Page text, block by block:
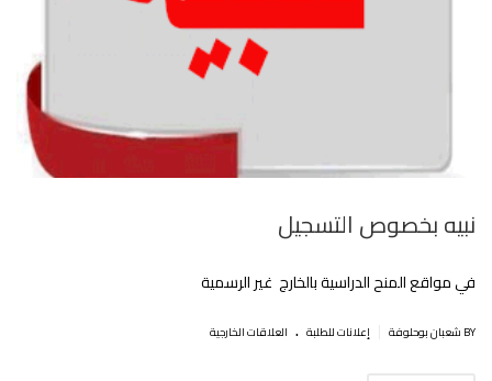
نبيه بخصوص التسجيل
في مواقع المنح الدراسية بالخارج غير الرسمية
BY شعبان بوحلوفة إعلانات للطلبة . العلاقات الخارجية